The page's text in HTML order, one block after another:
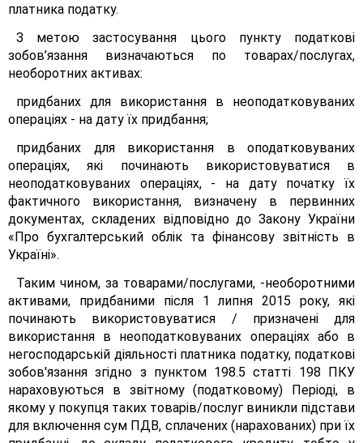
платника податку.
З метою застосування цього пункту податкові
зобов’язання визначаються по товарах/послугах,
необоротних активах:
придбаних для використання в неоподатковуваних
операціях - на дату їх придбання;
придбаних для використання в оподатковуваних
операціях, які починають використовуватися в
неоподатковуваних операціях, - на дату початку їх
фактичного використання, визначену в первинних
документах, складених відповідно до Закону України
«Про бухгалтерський облік та фінансову звітність в
Україні».
Таким чином, за товарами/послугами, -необоротними
активами, придбаними після 1 липня 2015 року, які
починають використовуватися / призначені для
використання в неоподатковуваних операціях або в
негосподарській діяльності платника податку, податкові
зобов'язання згідно з пунктом 198.5 статті 198 ПКУ
нараховуються в звітному (податковому) Періоді, в
якому у покупця таких товарів/послуг виникли підстави
для включення сум ПДВ, сплачених (нарахованих) при їх